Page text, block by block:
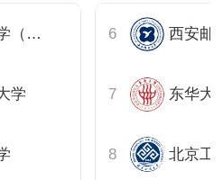
中国矿业大学（徐州）力学与建筑工程学院
学
西安邮
北京工